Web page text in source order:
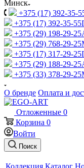
Минск
+375 (17) 392-35-
+375 (17) 392-35-55
+375 (29) 198-29-25
+375 (29) 768-29-25
+375 (17) 317-29-25
+375 (29) 188-29-25
+375 (33) 378-29-25
О бренде Оплата и
Отложенные 0
Корзина 0
Войти
Поиск
Коллекция Каталог